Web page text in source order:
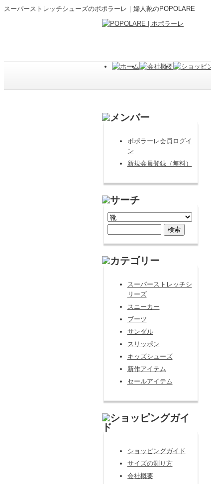
スーパーストレッチシューズのポポラーレ｜婦人靴のPOPOLARE
ポポラーレ会員ログイ
ン
新規会員登録（無料）
スーパーストレッチシ
リーズ
スニーカー
ブーツ
サンダル
スリッポン
キッズシューズ
新作アイテム
セールアイテム
ショッピングガイド
サイズの測り方
会社概要